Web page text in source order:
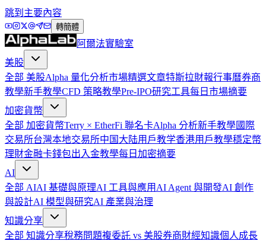
跳到主要內容
轉簡體
阿爾法實驗室
美股
全部 美股Alpha 量化分析市場精選文章特斯拉財報行事曆券商
教學新手教學CFD 策略教學Pre-IPO研究工具每日市場摘要
加密貨幣
全部 加密貨幣Terry × EtherFi 聯名卡Alpha 分析新手教學國際
交易所台灣本地交易所中国大陆用戶教学香港用戶教學穩定幣
理財金融卡錢包出入金教學每日加密摘要
AI
全部 AIAI 基礎與原理AI 工具與應用 AI Agent 與開發AI 創作
與設計AI 模型與研究AI 產業與治理
知識分享
全部 知識分享稅務問題複委託 vs 美股券商財經知識個人成長